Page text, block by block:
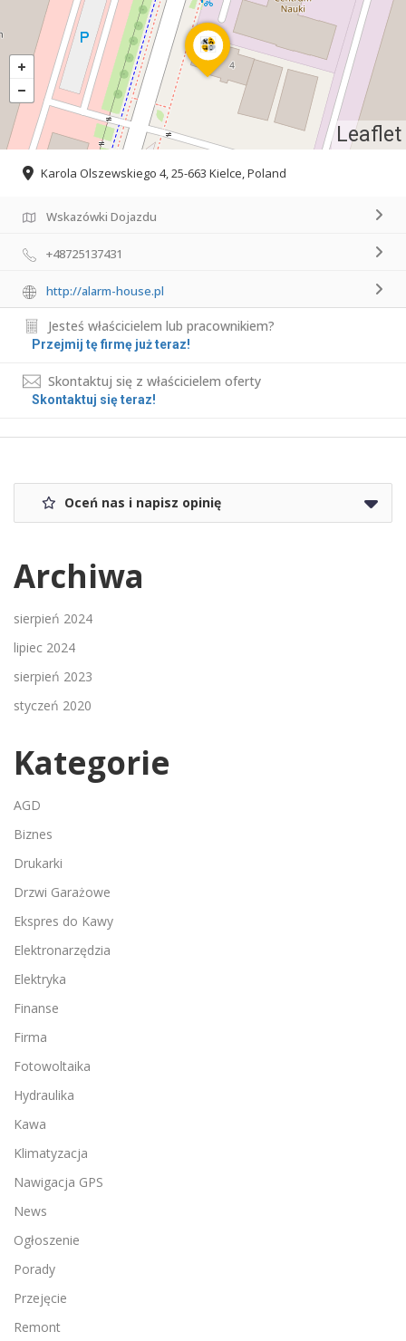
Leaflet
Karola Olszewskiego 4, 25-663 Kielce, Poland
Wskazówki Dojazdu
+48725137431
http://alarm-house.pl
Jesteś właścicielem lub pracownikiem?
Przejmij tę firmę już teraz!
Skontaktuj się z właścicielem oferty
Skontaktuj się teraz!
Oceń nas i napisz opinię
Archiwa
sierpień 2024
lipiec 2024
sierpień 2023
styczeń 2020
Kategorie
AGD
Biznes
Drukarki
Drzwi Garażowe
Ekspres do Kawy
Elektronarzędzia
Elektryka
Finanse
Firma
Fotowoltaika
Hydraulika
Kawa
Klimatyzacja
Nawigacja GPS
News
Ogłoszenie
Porady
Przejęcie
Remont